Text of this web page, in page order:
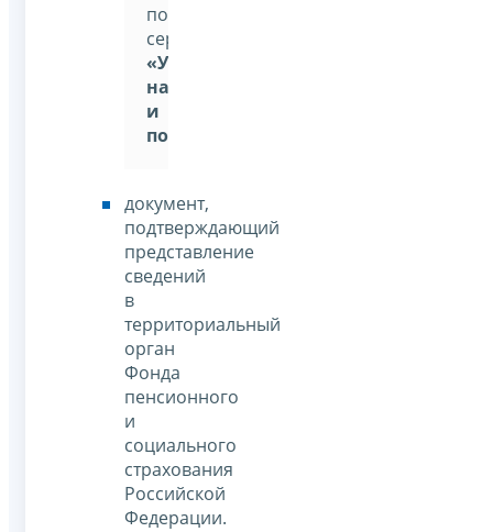
помощью
сервиса:
«Уплата
налогов
и
пошлин»
документ,
подтверждающий
представление
сведений
в
территориальный
орган
Фонда
пенсионного
и
социального
страхования
Российской
Федерации.